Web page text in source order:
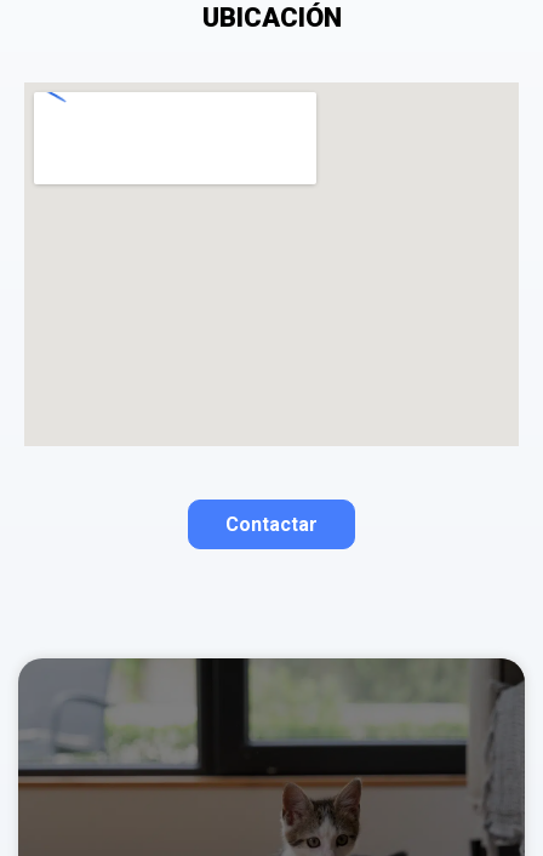
¿Qué puntuación le das?UBICACIÓN
Contactar